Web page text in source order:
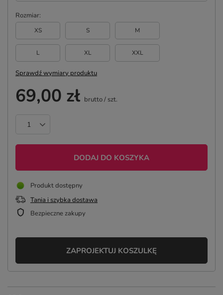
Rozmiar
XS S M
L XL XXL
Sprawdź wymiary produktu
69,00 zł brutto/ szt.
DODAJ DO KOSZYKA
Produkt dostępny
Tania i szybka dostawa
Bezpieczne zakupy
ZAPROJEKTUJ KOSZULKĘ